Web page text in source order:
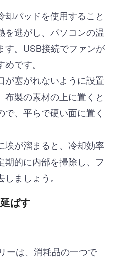
却パッドを使用すること
を逃がし、パソコンの温
す。USB接続でファンが
です。
が塞がれないように設置
製の素材の上に置くと
、平らで硬い面に置く
埃が溜まると、冷却効率
期的に内部を掃除し、フ
ましょう。
ばす
ーは、消耗品の一つで